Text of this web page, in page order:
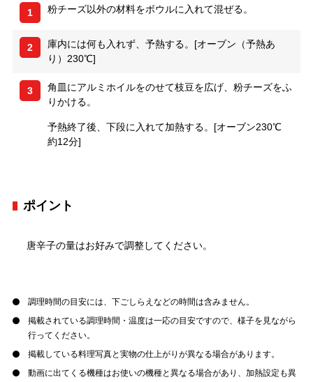
1 粉チーズ以外の材料をボウルに入れて混ぜる。
2
庫内には何も入れず、予熱する。[オーブン（予熱あ
り）230℃]
3
角皿にアルミホイルをのせて枝豆を広げ、粉チーズをふ
りかける。
予熱終了後、下段に入れて加熱する。[オーブン230℃
約12分]
ポイント
唐辛子の量はお好みで調整してください。
調理時間の目安には、下ごしらえなどの時間は含みません。
掲載されている調理時間・温度は一応の目安ですので、様子を見ながら
行ってください。
掲載している料理写真と実物の仕上がりが異なる場合があります。
動画に出てくる機種はお使いの機種と異なる場合があり、加熱設定も異